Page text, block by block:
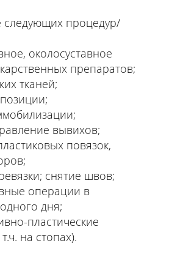
процедур/
околосуставное
препаратов;
тканей;
вывихов;
повязок,
снятие швов;
операции в
дня;
пластические
на стопах).